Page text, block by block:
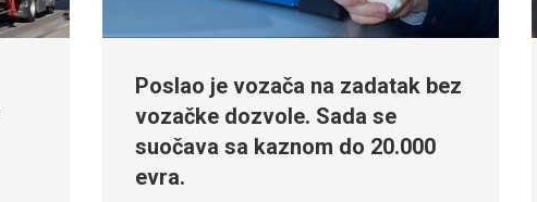
Poslao je vozača na zadatak bez
vozačke dozvole. Sada se
suočava sa kaznom do 20.000
evra.